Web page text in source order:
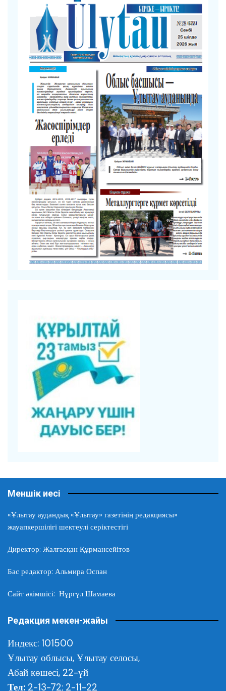
Меншік иесі
«Ұлытау аудандық «Ұлытау» газетінің редакциясы»
жауапкершілігі шектеулі серіктестігі
Директор: Жалғасқан Құрмансейітов
Бас редактор: Альмира Оспан
Сайт әкімшісі: Нұргүл Шамаева
Редакция мекен-жайы
Индекс: 101500
Ұлытау облысы, Ұлытау селосы,
Абай көшесі, 22-үй
Тел: 2-13-72; 2-11-22